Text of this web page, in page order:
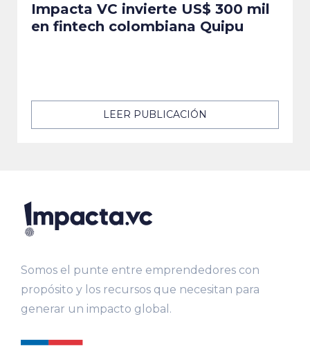
Impacta VC invierte US$ 300 mil
en fintech colombiana Quipu
LEER PUBLICACIÓN
Somos el punte entre emprendedores con
propósito y los recursos que necesitan para
generar un impacto global.